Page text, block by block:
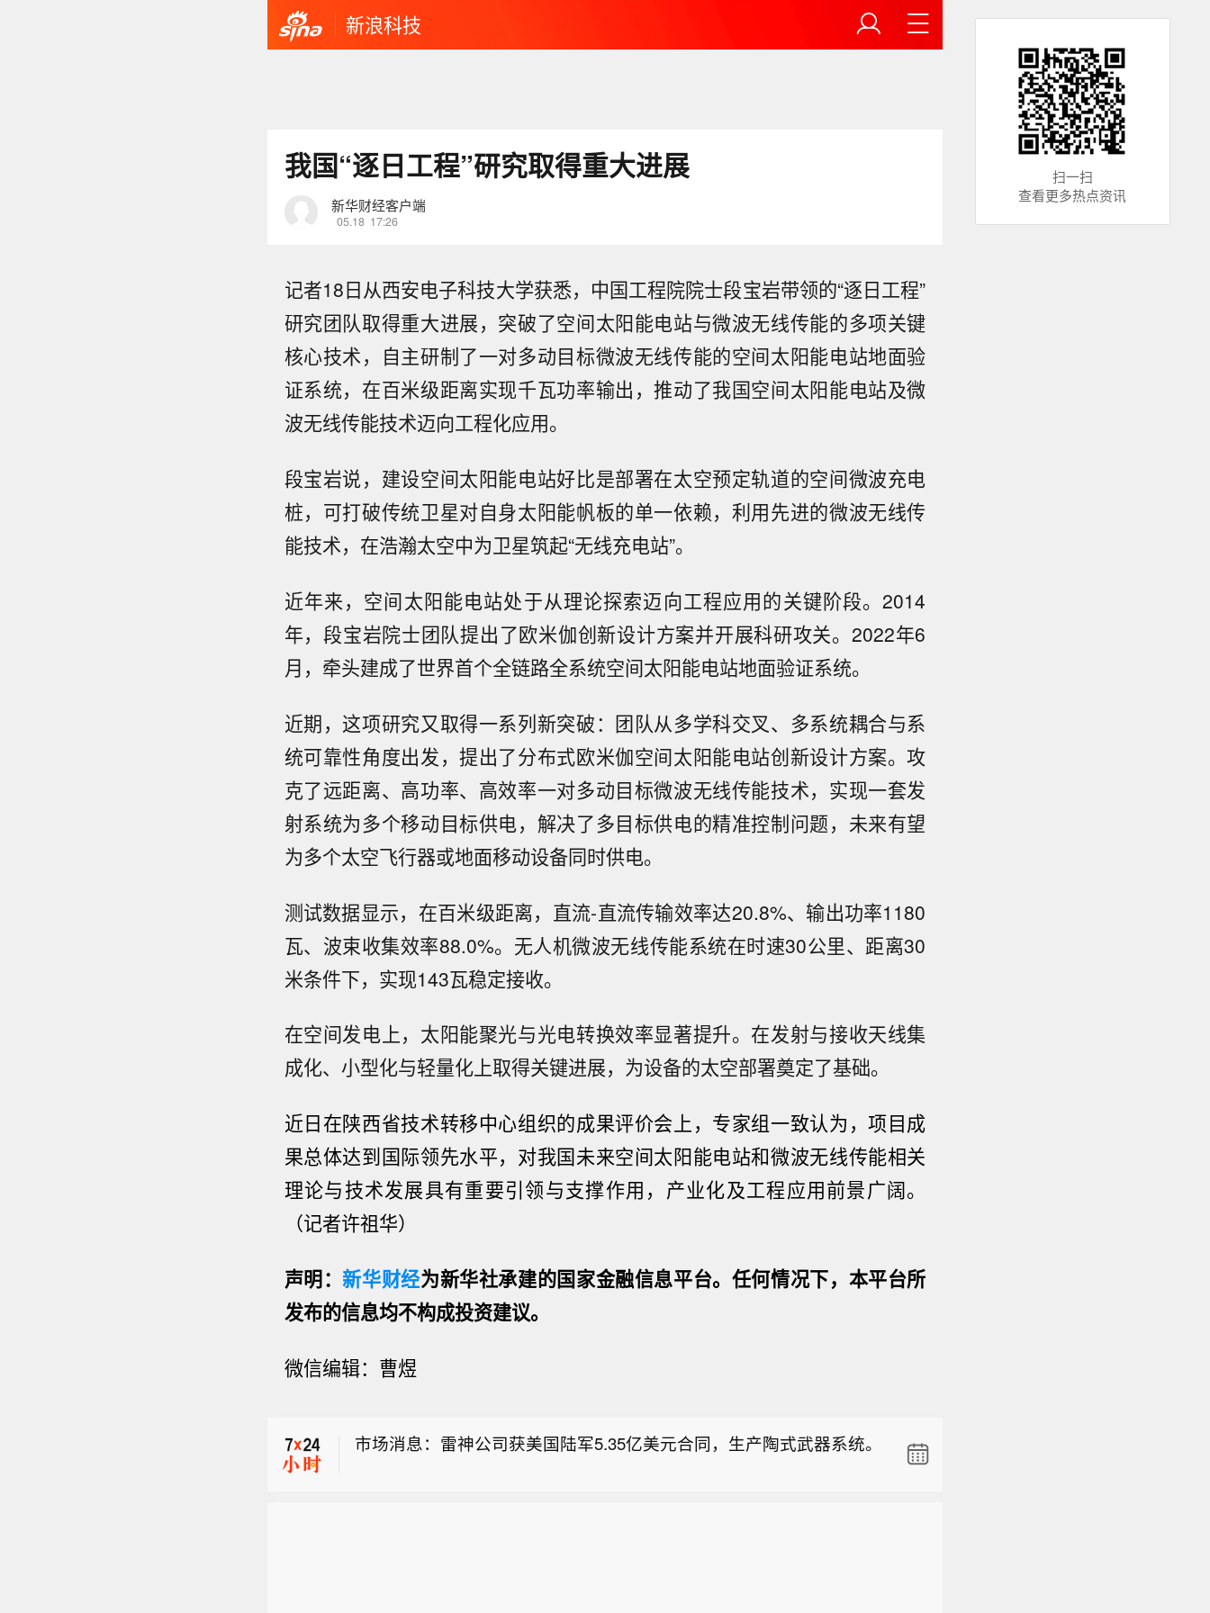
新浪科技
我国“逐日工程”研究取得重大进展
新华财经客户端
05.18 17:26
记者18日从西安电子科技大学获悉，中国工程院院士段宝岩带领的“逐日工程”
研究团队取得重大进展，突破了空间太阳能电站与微波无线传能的多项关键
核心技术，自主研制了一对多动目标微波无线传能的空间太阳能电站地面验
证系统，在百米级距离实现千瓦功率输出，推动了我国空间太阳能电站及微
波无线传能技术迈向工程化应用。
段宝岩说，建设空间太阳能电站好比是部署在太空预定轨道的空间微波充电
桩，可打破传统卫星对自身太阳能帆板的单一依赖，利用先进的微波无线传
能技术，在浩瀚太空中为卫星筑起“无线充电站”。
近年来，空间太阳能电站处于从理论探索迈向工程应用的关键阶段。2014
年，段宝岩院士团队提出了欧米伽创新设计方案并开展科研攻关。2022年6
月，牵头建成了世界首个全链路全系统空间太阳能电站地面验证系统。
近期，这项研究又取得一系列新突破：团队从多学科交叉、多系统耦合与系
统可靠性角度出发，提出了分布式欧米伽空间太阳能电站创新设计方案。攻
克了远距离、高功率、高效率一对多动目标微波无线传能技术，实现一套发
射系统为多个移动目标供电，解决了多目标供电的精准控制问题，未来有望
为多个太空飞行器或地面移动设备同时供电。
测试数据显示，在百米级距离，直流-直流传输效率达20.8%、输出功率1180
瓦、波束收集效率88.0%。无人机微波无线传能系统在时速30公里、距离30
米条件下，实现143瓦稳定接收。
在空间发电上，太阳能聚光与光电转换效率显著提升。在发射与接收天线集
成化、小型化与轻量化上取得关键进展，为设备的太空部署奠定了基础。
近日在陕西省技术转移中心组织的成果评价会上，专家组一致认为，项目成
果总体达到国际领先水平，对我国未来空间太阳能电站和微波无线传能相关
理论与技术发展具有重要引领与支撑作用，产业化及工程应用前景广阔。
（记者许祖华）
声明：新华财经为新华社承建的国家金融信息平台。任何情况下，本平台所
发布的信息均不构成投资建议。
微信编辑：曹煜
就职，任期四年。阿韦拉多·德拉埃斯普列亚现年47岁，是哥伦比亚律
市场消息：雷神公司获美国陆军5.35亿美元合同，生产陶式武器系统。
扫一扫
查看更多热点资讯